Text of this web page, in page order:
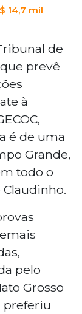
14,7 mil
de
prevê
à
é de uma
Grande,
todo o
Claudinho.
pelo
Grosso
preferiu